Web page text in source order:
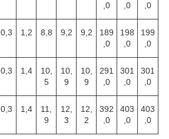
,0
,0
,0
0,3 1,2 8,8 9,2 9,2
189
,0
198
,0
199
,0
0,3 1,4
10,
5
10,
9
10,
9
291
,0
301
,0
301
,0
0,3 1,4
11,
9
12,
3
12,
2
392
,0
403
,0
403
,0